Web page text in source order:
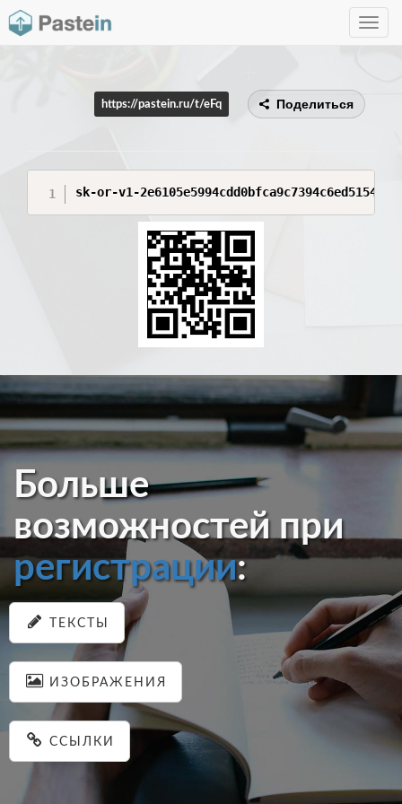
Toggle
https://pastein.ru/t/eFq Поделиться
sk-or-v1-
Больше
возможностей при
регистрации:
ТЕКСТЫ
ИЗОБРАЖЕНИЯ
ССЫЛКИ